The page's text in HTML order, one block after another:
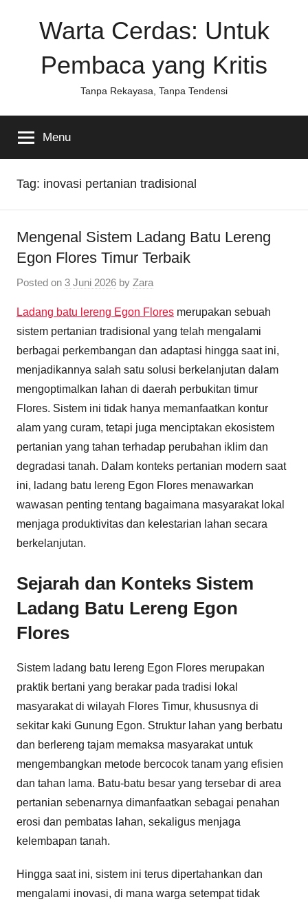
Warta Cerdas: Untuk
Pembaca yang Kritis
Tanpa Rekayasa, Tanpa Tendensi
Menu
Tag: inovasi pertanian tradisional
Mengenal Sistem Ladang Batu Lereng
Egon Flores Timur Terbaik
Posted on 3 Juni 2026 by Zara
Ladang batu lereng Egon Flores merupakan sebuah
sistem pertanian tradisional yang telah mengalami
berbagai perkembangan dan adaptasi hingga saat ini,
menjadikannya salah satu solusi berkelanjutan dalam
mengoptimalkan lahan di daerah perbukitan timur
Flores. Sistem ini tidak hanya memanfaatkan kontur
alam yang curam, tetapi juga menciptakan ekosistem
pertanian yang tahan terhadap perubahan iklim dan
degradasi tanah. Dalam konteks pertanian modern saat
ini, ladang batu lereng Egon Flores menawarkan
wawasan penting tentang bagaimana masyarakat lokal
menjaga produktivitas dan kelestarian lahan secara
berkelanjutan.
Sejarah dan Konteks Sistem
Ladang Batu Lereng Egon
Flores
Sistem ladang batu lereng Egon Flores merupakan
praktik bertani yang berakar pada tradisi lokal
masyarakat di wilayah Flores Timur, khususnya di
sekitar kaki Gunung Egon. Struktur lahan yang berbatu
dan berlereng tajam memaksa masyarakat untuk
mengembangkan metode bercocok tanam yang efisien
dan tahan lama. Batu-batu besar yang tersebar di area
pertanian sebenarnya dimanfaatkan sebagai penahan
erosi dan pembatas lahan, sekaligus menjaga
kelembapan tanah.
Hingga saat ini, sistem ini terus dipertahankan dan
mengalami inovasi, di mana warga setempat tidak